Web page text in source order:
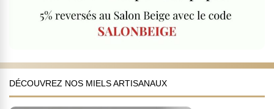
DÉCOUVREZ NOS MIELS ARTISANAUX